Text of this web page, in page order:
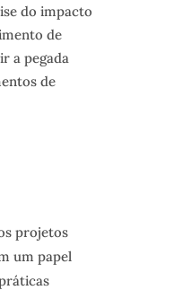
do impacto
de
a pegada
de
projetos
um papel